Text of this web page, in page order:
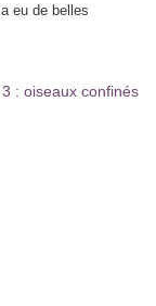
eu de belles